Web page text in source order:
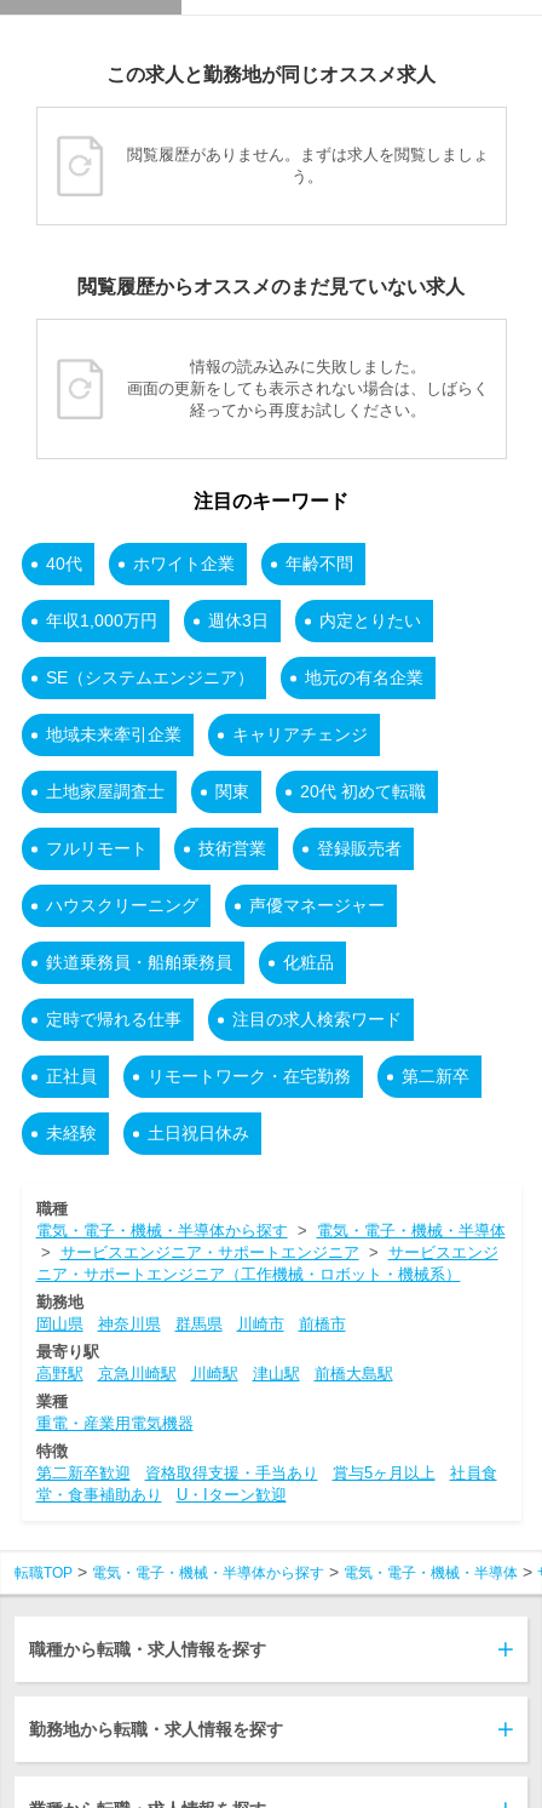
この求人と勤務地が同じオススメ求人
閲覧履歴がありません。まずは求人を閲覧しましょ
う。
閲覧履歴からオススメのまだ見ていない求人
情報の読み込みに失敗しました。
画面の更新をしても表示されない場合は、しばらく
経ってから再度お試しください。
注目のキーワード
40代 ホワイト企業 年齢不問
年収1,000万円 週休3日 内定とりたい
SE（システムエンジニア） 地元の有名企業
地域未来牽引企業 キャリアチェンジ
土地家屋調査士 関東 20代 初めて転職
フルリモート 技術営業 登録販売者
ハウスクリーニング 声優マネージャー
鉄道乗務員・船舶乗務員 化粧品
定時で帰れる仕事 注目の求人検索ワード
正社員 リモートワーク・在宅勤務 第二新卒
未経験 土日祝日休み
職種
電気・電子・機械・半導体から探す > 電気・電子・機械・半導体
> サービスエンジニア・サポートエンジニア > サービスエンジ
ニア・サポートエンジニア（工作機械・ロボット・機械系）
勤務地
岡山県
神奈川県 群馬県 川崎市
前橋市
最寄り駅
高野駅
京急川崎駅 川崎駅 津山駅
前橋大島駅
業種
重電・産業用電気機器
特徴
第二新卒歓迎
資格取得支援・手当あり 賞与5ヶ月以上
社員食
堂・食事補助あり
U・Iターン歓迎
転職TOP 電気・電子・機械・半導体から探す 電気・電子・機械・半導体
職種から転職・求人情報を探す
勤務地から転職・求人情報を探す